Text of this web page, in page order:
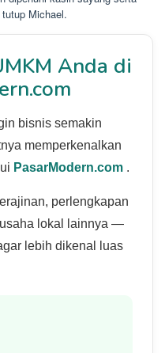
Michael.
Anda di
bisnis semakin
memperkenalkan
PasarModern.com .
perlengkapan
lokal lainnya —
lebih dikenal luas